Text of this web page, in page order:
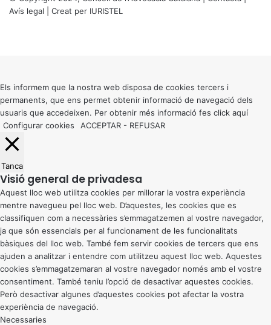
Avís legal | Creat per IURISTEL
button
Els informem que la nostra web disposa de cookies tercers i
permanents, que ens permet obtenir informació de navegació dels
usuaris que accedeixen. Per obtenir més informació fes click aquí
Configurar cookies
ACCEPTAR - REFUSAR
Tanca
Visió general de privadesa
Aquest lloc web utilitza cookies per millorar la vostra experiència
mentre navegueu pel lloc web. D’aquestes, les cookies que es
classifiquen com a necessàries s’emmagatzemen al vostre navegador,
ja que són essencials per al funcionament de les funcionalitats
bàsiques del lloc web. També fem servir cookies de tercers que ens
ajuden a analitzar i entendre com utilitzeu aquest lloc web. Aquestes
cookies s’emmagatzemaran al vostre navegador només amb el vostre
consentiment. També teniu l’opció de desactivar aquestes cookies.
Però desactivar algunes d’aquestes cookies pot afectar la vostra
experiència de navegació.
Necessaries